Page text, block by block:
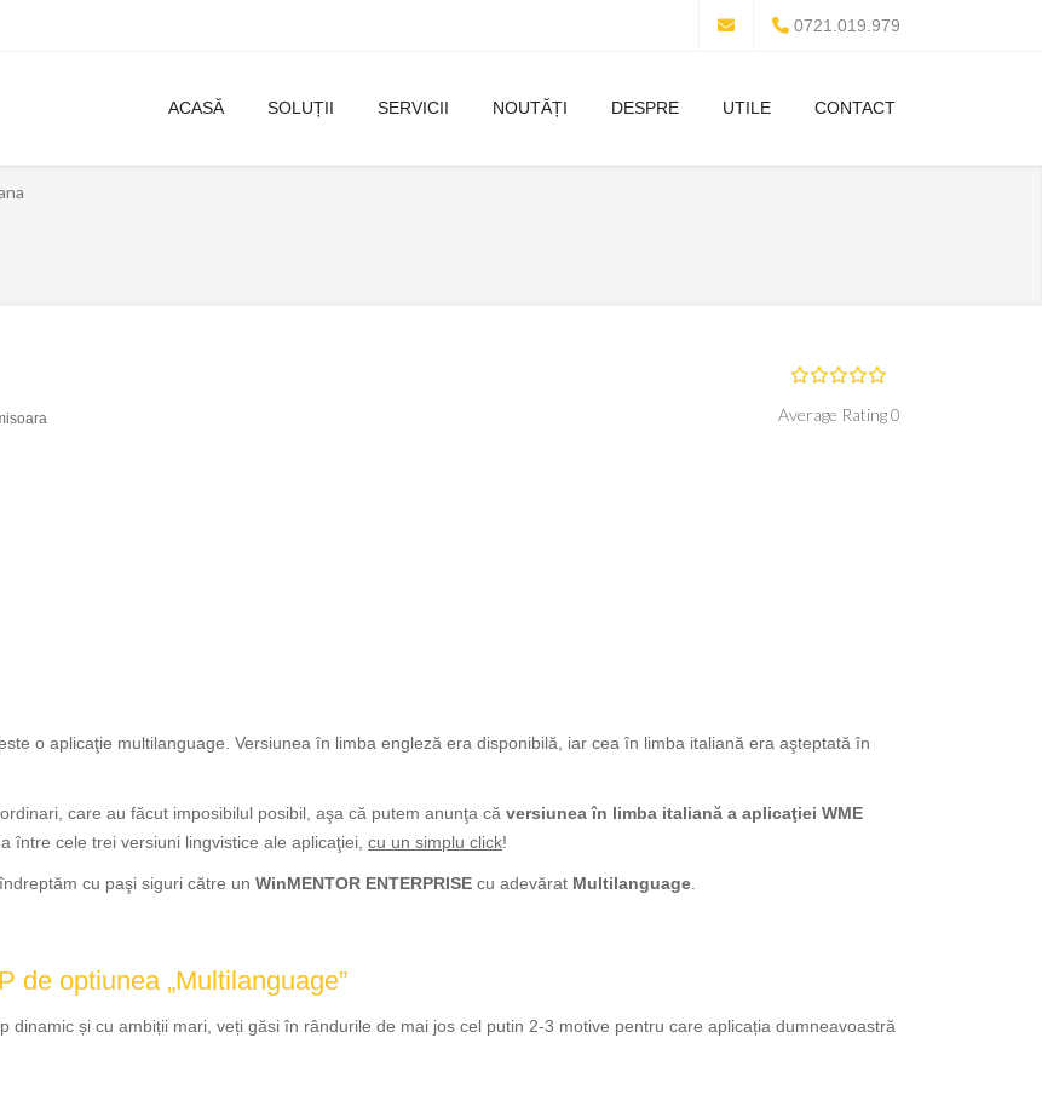
0721.019.979
ACASĂ SOLUȚII SERVICII NOUTĂȚI DESPRE UTILE CONTACT
Average Rating 0
o aplicaţie multilanguage. Versiunea în limba engleză era disponibilă, iar cea în limba italiană era aşteptată în
care au făcut imposibilul posibil, aşa că putem anunţa că versiunea în limba italiană a aplicaţiei WME
între cele trei versiuni lingvistice ale aplicaţiei, cu un simplu click!
cu paşi siguri către un WinMENTOR ENTERPRISE cu adevărat Multilanguage
de optiunea „Multilanguage”
dinamic și cu ambiții mari, veți găsi în rândurile de mai jos cel putin 2-3 motive pentru care aplicația dumneavoastră